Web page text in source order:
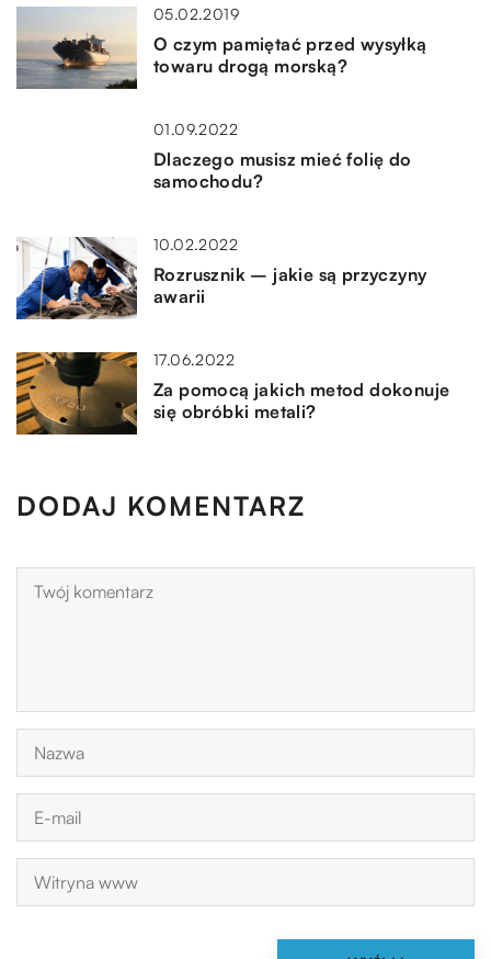
05.02.2019
O czym pamiętać przed wysyłką
towaru drogą morską?
01.09.2022
Dlaczego musisz mieć folię do
samochodu?
10.02.2022
Rozrusznik – jakie są przyczyny
awarii
17.06.2022
Za pomocą jakich metod dokonuje
się obróbki metali?
DODAJ KOMENTARZ